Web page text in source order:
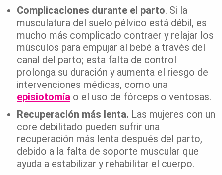
Complicaciones durante el parto. Si la
musculatura del suelo pélvico está débil, es
mucho más complicado contraer y relajar los
músculos para empujar al bebé a través del
canal del parto; esta falta de control
prolonga su duración y aumenta el riesgo de
intervenciones médicas, como una
episiotomía o el uso de fórceps o ventosas.
Recuperación más lenta. Las mujeres con un
core debilitado pueden sufrir una
recuperación más lenta después del parto,
debido a la falta de soporte muscular que
ayuda a estabilizar y rehabilitar el cuerpo.